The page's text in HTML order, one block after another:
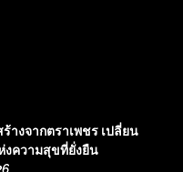
างจากตราเพชร เปลี่ยน
งความสุขที่ยั่งยืน